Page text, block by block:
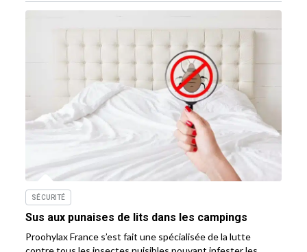
SÉCURITÉ
Sus aux punaises de lits dans les campings
Proohylax France s’est fait une spécialisée de la lutte